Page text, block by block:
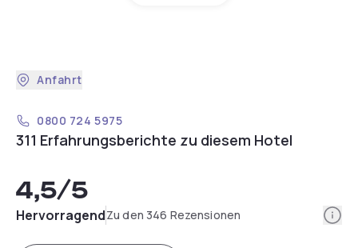
Anfahrt
0800 724 5975
311 Erfahrungsberichte zu diesem Hotel
4,5/5
HervorragendZu den 346 Rezensionen